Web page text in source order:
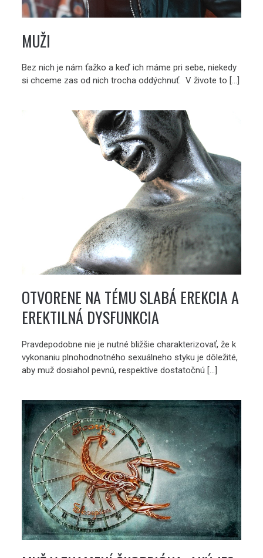
MUŽI
Bez nich je nám ťažko a keď ich máme pri sebe, niekedy
si chceme zas od nich trocha oddýchnuť. V živote to […]
OTVORENE NA TÉMU SLABÁ EREKCIA A
EREKTILNÁ DYSFUNKCIA
Pravdepodobne nie je nutné bližšie charakterizovať, že k
vykonaniu plnohodnotného sexuálneho styku je dôležité,
aby muž dosiahol pevnú, respektíve dostatočnú […]